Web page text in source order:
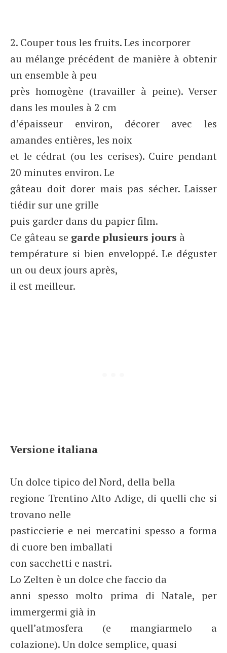
2. Couper tous les fruits. Les incorporer
au mélange précédent de manière à obtenir
un ensemble à peu
près homogène (travailler à peine). Verser
dans les moules à 2 cm
d’épaisseur environ, décorer avec les
amandes entières, les noix
et le cédrat (ou les cerises). Cuire pendant
20 minutes environ. Le
gâteau doit dorer mais pas sécher. Laisser
tiédir sur une grille
puis garder dans du papier film.
Ce gâteau se garde plusieurs jours à
température si bien enveloppé. Le déguster
un ou deux jours après,
il est meilleur.
Versione italiana
Un dolce tipico del Nord, della bella
regione Trentino Alto Adige, di quelli che si
trovano nelle
pasticcierie e nei mercatini spesso a forma
di cuore ben imballati
con sacchetti e nastri.
Lo Zelten è un dolce che faccio da
anni spesso molto prima di Natale, per
immergermi già in
quell’atmosfera (e mangiarmelo a
colazione). Un dolce semplice, quasi